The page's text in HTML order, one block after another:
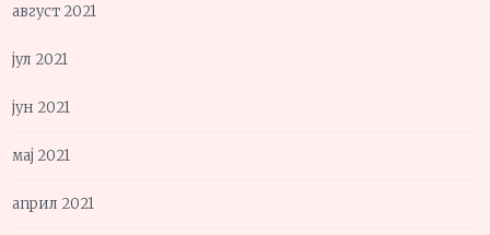
август 2021
јул 2021
јун 2021
мај 2021
април 2021